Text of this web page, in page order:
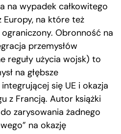
na wypadek całkowitego
na które też
Obronność na
przemysłów
reguły użycia wojsk) to
na głębsze
się UE i okazja
z Francją. Autor książki
zarysowania żadnego
na okazję